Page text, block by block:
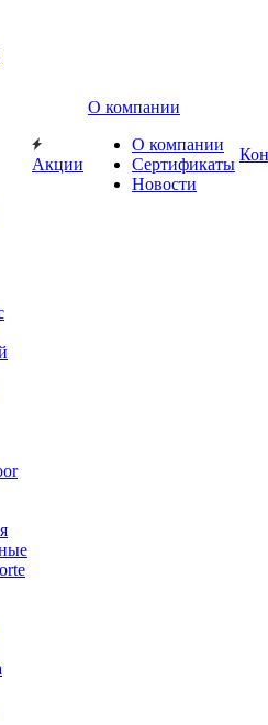
Акции
О компании
О компании
Сертификаты
Новости